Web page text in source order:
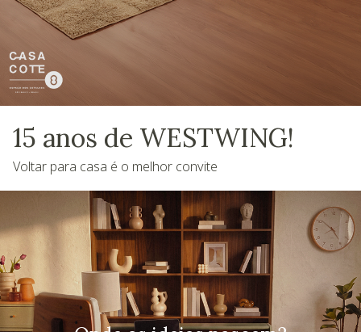
15 anos de WESTWING!
Voltar para casa é o melhor convite